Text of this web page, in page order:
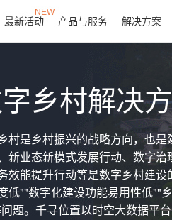
最新活动
NEW
产品与服务 解决方案
乡村解决
村是乡村振兴的战略方向，也
新业态新模式发展行动、数字
效能提升行动等是数字乡村建
低""数字化建设功能易用性低""
题。千寻位置以时空大数据平